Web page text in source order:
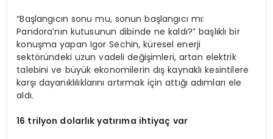
“Başlangıcın sonu mu, sonun başlangıcı mı:
Pandora’nın kutusunun dibinde ne kaldı?” başlıklı bir
konuşma yapan Igor Sechin, küresel enerji
sektöründeki uzun vadeli değişimleri, artan elektrik
talebini ve büyük ekonomilerin dış kaynaklı kesintilere
karşı dayanıklılıklarını artırmak için attığı adımları ele
aldı.
16 trilyon dolarlık yatırıma ihtiyaç var